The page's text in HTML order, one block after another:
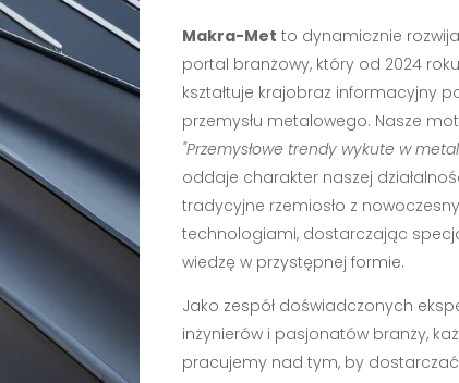
Makra-Met to dynamicznie
portal branżowy, który od 2024
kształtuje krajobraz informacyjny
przemysłu metalowego. Nasze
"Przemysłowe trendy wykute w
oddaje charakter naszej
tradycyjne rzemiosło z
technologiami, dostarczając
wiedzę w przystępnej formie.
Jako zespół doświadczonych
inżynierów i pasjonatów branży,
pracujemy nad tym, by